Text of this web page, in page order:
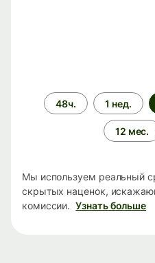
Период
времени
48ч. 1 нед.
12 мес.
Мы используем реальный
скрытых наценок,
комиссии. Узнать больше